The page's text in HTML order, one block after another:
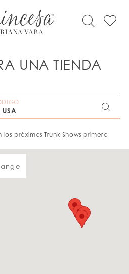
UNA TIENDA
próximos Trunk Shows primero